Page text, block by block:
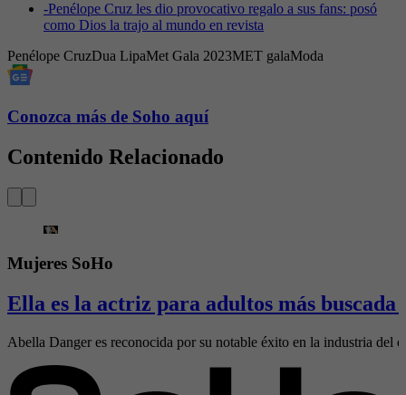
-Penélope Cruz les dio provocativo regalo a sus fans: posó
como Dios la trajo al mundo en revista
Penélope CruzDua LipaMet Gala 2023MET galaModa
Conozca más de Soho aquí
Contenido Relacionado
Mujeres SoHo
Ella es la actriz para adultos más
Abella Danger es reconocida por su notable éxito en la industria del